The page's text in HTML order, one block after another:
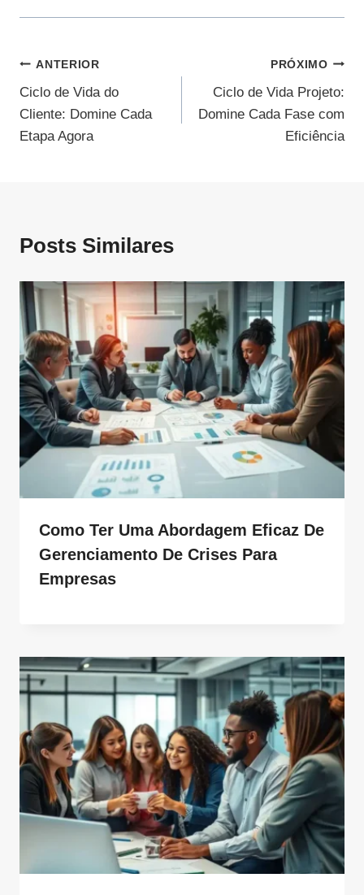
Navegação
De
Post
ANTERIOR
Ciclo de Vida do
Cliente: Domine Cada
Etapa Agora
PRÓXIMO
Ciclo de Vida Projeto:
Domine Cada Fase com
Eficiência
Posts Similares
Como Ter Uma Abordagem Eficaz De
Gerenciamento De Crises Para
Empresas